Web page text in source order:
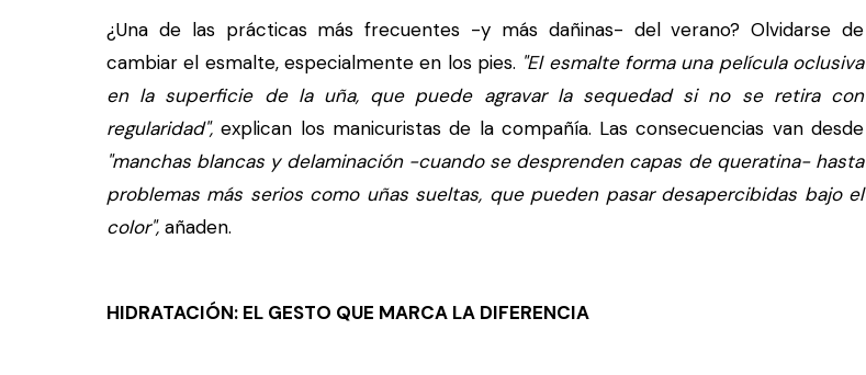
¿Una de las prácticas más frecuentes -y más dañinas- del verano? Olvidarse de
cambiar el esmalte, especialmente en los pies. "El esmalte forma una película oclusiva
en la superficie de la uña, que puede agravar la sequedad si no se retira con
regularidad", explican los manicuristas de la compañía. Las consecuencias van desde
"manchas blancas y delaminación -cuando se desprenden capas de queratina- hasta
problemas más serios como uñas sueltas, que pueden pasar desapercibidas bajo el
color", añaden.
HIDRATACIÓN: EL GESTO QUE MARCA LA DIFERENCIA